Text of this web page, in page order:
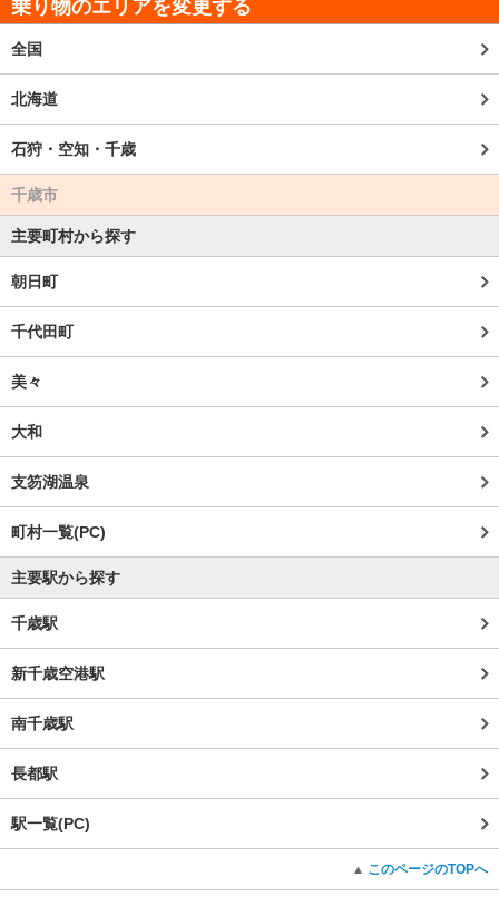
乗り物のエリアを変更する
全国
北海道
石狩・空知・千歳
千歳市
主要町村から探す
朝日町
千代田町
美々
大和
支笏湖温泉
町村一覧(PC)
主要駅から探す
千歳駅
新千歳空港駅
南千歳駅
長都駅
駅一覧(PC)
このページのTOPへ